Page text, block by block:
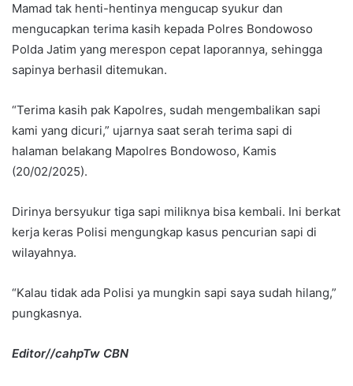
Mamad tak henti-hentinya mengucap syukur dan
mengucapkan terima kasih kepada Polres Bondowoso
Polda Jatim yang merespon cepat laporannya, sehingga
sapinya berhasil ditemukan.
“Terima kasih pak Kapolres, sudah mengembalikan sapi
kami yang dicuri,” ujarnya saat serah terima sapi di
halaman belakang Mapolres Bondowoso, Kamis
(20/02/2025).
Dirinya bersyukur tiga sapi miliknya bisa kembali. Ini berkat
kerja keras Polisi mengungkap kasus pencurian sapi di
wilayahnya.
“Kalau tidak ada Polisi ya mungkin sapi saya sudah hilang,”
pungkasnya.
Editor//cahpTw CBN